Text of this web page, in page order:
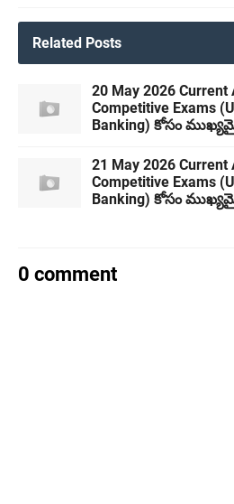
Related Posts
20 May 2026
Competitive Exams
Banking) కోసం
21 May 2026
Competitive Exams
Banking) కోసం
0 comment